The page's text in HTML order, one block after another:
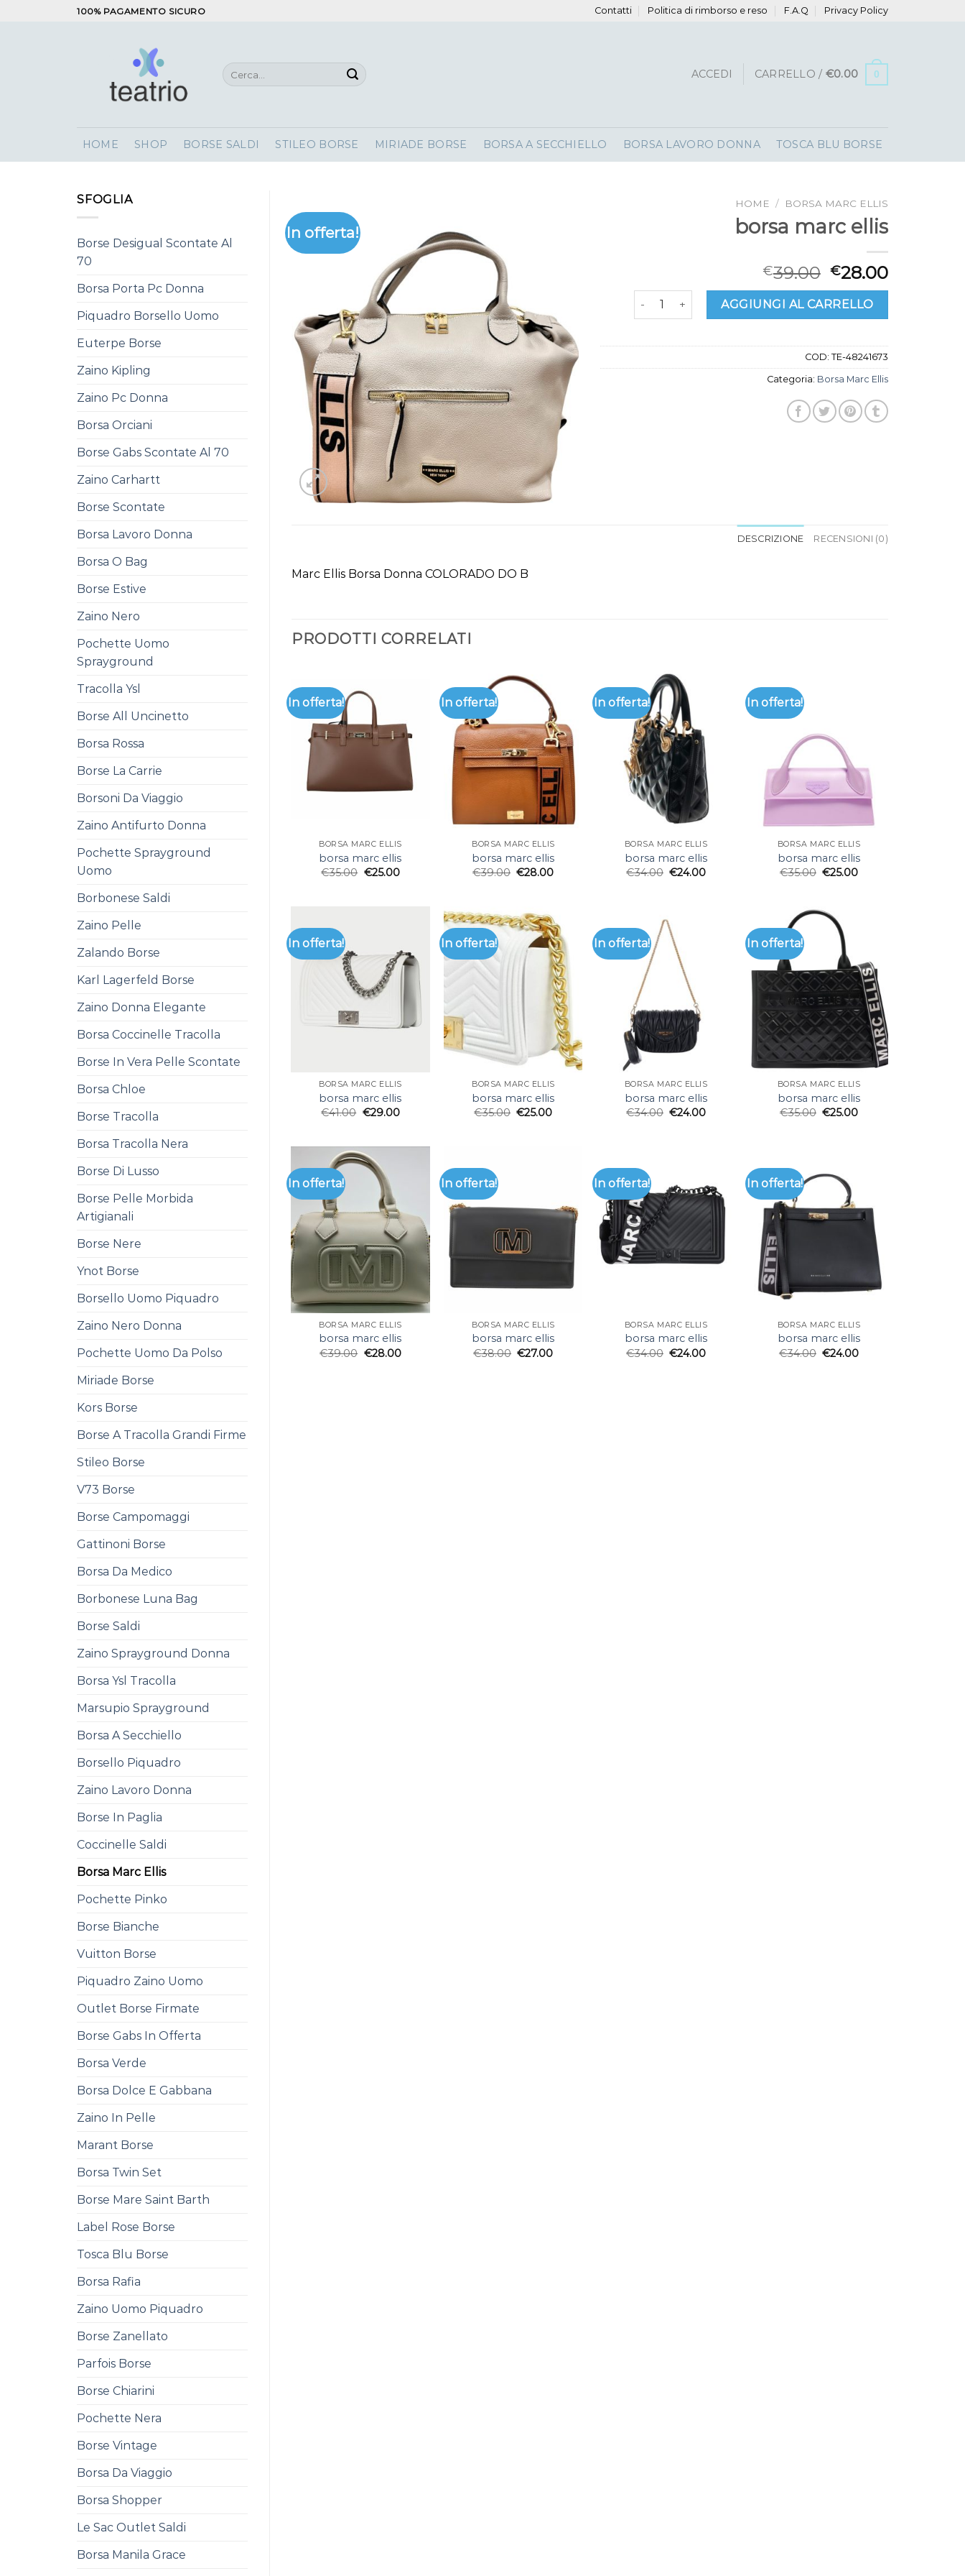
100% PAGAMENTO SICURO Contatti Politica di rimborso e reso F.A.Q Privacy Policy
Cerca: ACCEDI CARRELLO / €0.00 0
HOME SHOP BORSE SALDI STILEO BORSE MIRIADE BORSE BORSA A SECCHIELLO BORSA LAVORO DONNA TOSCA BLU BORSE
SFOGLIA
Borse Desigual Scontate Al
70
Borsa Porta Pc Donna
Piquadro Borsello Uomo
Euterpe Borse
Zaino Kipling
Zaino Pc Donna
Borsa Orciani
Borse Gabs Scontate Al 70
Zaino Carhartt
Borse Scontate
Borsa Lavoro Donna
Borsa O Bag
Borse Estive
Zaino Nero
Pochette Uomo
Sprayground
Tracolla Ysl
Borse All Uncinetto
Borsa Rossa
Borse La Carrie
Borsoni Da Viaggio
Zaino Antifurto Donna
Pochette Sprayground
Uomo
Borbonese Saldi
Zaino Pelle
Zalando Borse
Karl Lagerfeld Borse
Zaino Donna Elegante
Borsa Coccinelle Tracolla
Borse In Vera Pelle Scontate
Borsa Chloe
Borse Tracolla
Borsa Tracolla Nera
Borse Di Lusso
Borse Pelle Morbida
Artigianali
Borse Nere
Ynot Borse
Borsello Uomo Piquadro
Zaino Nero Donna
Pochette Uomo Da Polso
Miriade Borse
Kors Borse
Borse A Tracolla Grandi Firme
Stileo Borse
V73 Borse
Borse Campomaggi
Gattinoni Borse
Borsa Da Medico
Borbonese Luna Bag
Borse Saldi
Zaino Sprayground Donna
Borsa Ysl Tracolla
Marsupio Sprayground
Borsa A Secchiello
Borsello Piquadro
Zaino Lavoro Donna
Borse In Paglia
Coccinelle Saldi
Borsa Marc Ellis
Pochette Pinko
Borse Bianche
Vuitton Borse
Piquadro Zaino Uomo
Outlet Borse Firmate
Borse Gabs In Offerta
Borsa Verde
Borsa Dolce E Gabbana
Zaino In Pelle
Marant Borse
Borsa Twin Set
Borse Mare Saint Barth
Label Rose Borse
Tosca Blu Borse
Borsa Rafia
Zaino Uomo Piquadro
Borse Zanellato
Parfois Borse
Borse Chiarini
Pochette Nera
Borse Vintage
Borsa Da Viaggio
Borsa Shopper
Le Sac Outlet Saldi
Borsa Manila Grace
In offerta!
HOME / BORSA MARC ELLIS
borsa marc ellis
€39.00 €28.00
borsa marc ellis quantitàAGGIUNGI AL CARRELLO
COD: TE-48241673
Categoria: Borsa Marc Ellis
DESCRIZIONE RECENSIONI (0)
Marc Ellis Borsa Donna COLORADO DO B
PRODOTTI CORRELATI
In offerta!
BORSA MARC ELLIS
borsa marc ellis
€35.00 €25.00
In offerta!
BORSA MARC ELLIS
borsa marc ellis
€39.00 €28.00
In offerta!
BORSA MARC ELLIS
borsa marc ellis
€34.00 €24.00
In offerta!
BORSA MARC ELLIS
borsa marc ellis
€35.00 €25.00
In offerta!
BORSA MARC ELLIS
borsa marc ellis
€41.00 €29.00
In offerta!
BORSA MARC ELLIS
borsa marc ellis
€35.00 €25.00
In offerta!
BORSA MARC ELLIS
borsa marc ellis
€34.00 €24.00
In offerta!
BORSA MARC ELLIS
borsa marc ellis
€35.00 €25.00
In offerta!
BORSA MARC ELLIS
borsa marc ellis
€39.00 €28.00
In offerta!
BORSA MARC ELLIS
borsa marc ellis
€38.00 €27.00
In offerta!
BORSA MARC ELLIS
borsa marc ellis
€34.00 €24.00
In offerta!
BORSA MARC ELLIS
borsa marc ellis
€34.00 €24.00